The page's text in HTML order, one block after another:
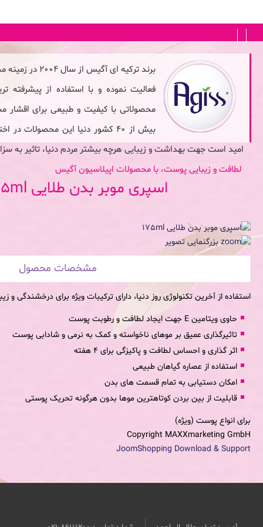
برند ترکیه ای
فعالیت نموده و با استفاده از پیشرفته
محصولاتی با کیفیت و طبیعی برای
بیش از 40 کشور دنیا این محصولات
امید است جهت بهداشت و زیبایی هرچه بیشتر مردم دنیا، تاثیر به
لطافت و زیبایی پوست، با محصولات اپیلاسیون آگیس
اسپری موبر بدن طلایی 175ml
بزرگنمایی تصویر
مشخصات محصول
استفاده از آخرین تکنولوژی روز دنیا، دارای ترکیبات ویژه برای درخشندگی و
حاوی ویتامین E جهت ایجاد لطافت و رطوبت پوست
تاثیرگذاری عمیق بر موهای ناخواسته و کمک به نرمی و شادابی پوست
اثر گذاری و احساس لطافت و پاکیزگی برای 4 هفته
استفاده از عصاره گیاهان طبیعی
امکان دستیابی به تمام قسمت های بدن
قابلیت از بین بردن کوتاهترین موها بدون هرگونه تحریک پوستی
برای انواع پوست (ویژه)
Copyright MAXXmarketing GmbH
JoomShopping Download & Support